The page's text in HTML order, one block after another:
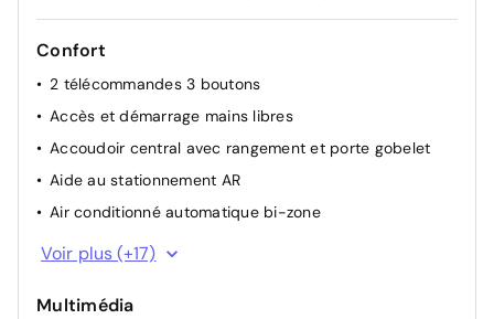
Confort
2 télécommandes 3 boutons
Accès et démarrage mains libres
Accoudoir central avec rangement et porte gobelet
Aide au stationnement AR
Air conditionné automatique bi-zone
Air Quality System (filtre à charbon HEPA)
Essuie-vitre AV à déclenchement automatique
Voir plus (+17)
Multimédia